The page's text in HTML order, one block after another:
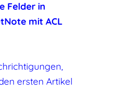
Felder in
mit ACL
ersten Artikel